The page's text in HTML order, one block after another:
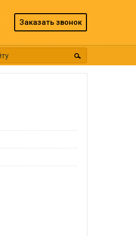
Заказать звонок